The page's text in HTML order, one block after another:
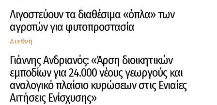
Λιγοστεύουν τα διαθέσιμα «όπλα» των
αγροτών για φυτοπροστασία
Διεθνή
Γιάννης Ανδριανός: «Άρση διοικητικών
εμποδίων για 24.000 νέους γεωργούς και
αναλογικό πλαίσιο κυρώσεων στις Ενιαίες
Αιτήσεις Ενίσχυσης»